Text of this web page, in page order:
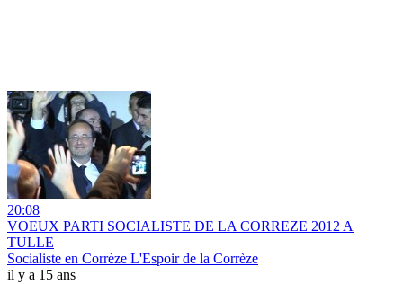
20:08
VOEUX PARTI SOCIALISTE DE LA CORREZE 2012 A
TULLE
Socialiste en Corrèze L'Espoir de la Corrèze
il y a 15 ans